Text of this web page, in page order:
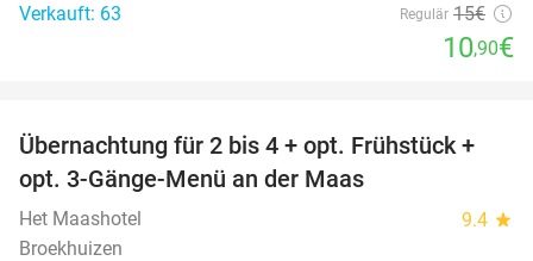
Verkauft: 63
Regulär 15€
10,90€
69%
Übernachtung für 2 bis 4 + opt. Frühstück +
opt. 3-Gänge-Menü an der Maas
Het Maashotel 9.4 star
Broekhuizen